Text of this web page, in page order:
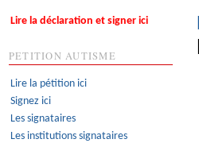
Lire la déclaration et signer ici
PETITION AUTISME
Lire la pétition ici
Signez ici
Les signataires
Les institutions signataires